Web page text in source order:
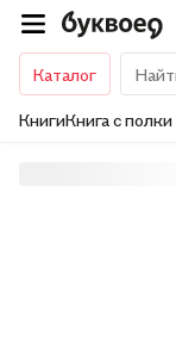
Каталог
КнигиКнига с полки